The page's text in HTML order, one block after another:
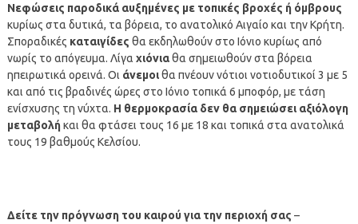
Νεφώσεις παροδικά αυξημένες με τοπικές βροχές ή όμβρους
κυρίως στα δυτικά, τα βόρεια, το ανατολικό Αιγαίο και την Κρήτη.
Σποραδικές καταιγίδες θα εκδηλωθούν στο Ιόνιο κυρίως από
νωρίς το απόγευμα. Λίγα χιόνιαθα σημειωθούν στα βόρεια
ηπειρωτικά ορεινά. Οι άνεμοιθα πνέουν νότιοι νοτιοδυτικοί 3 με 5
και από τις βραδινές ώρες στο Ιόνιο τοπικά 6 μποφόρ, με τάση
ενίσχυσης τη νύχτα. Η θερμοκρασία δεν θα σημειώσει αξιόλογη
μεταβολήκαι θα φτάσει τους 16 με 18 και τοπικά στα ανατολικά
τους 19 βαθμούς Κελσίου.
Δείτε την πρόγνωση του καιρού για την περιοχή σας –